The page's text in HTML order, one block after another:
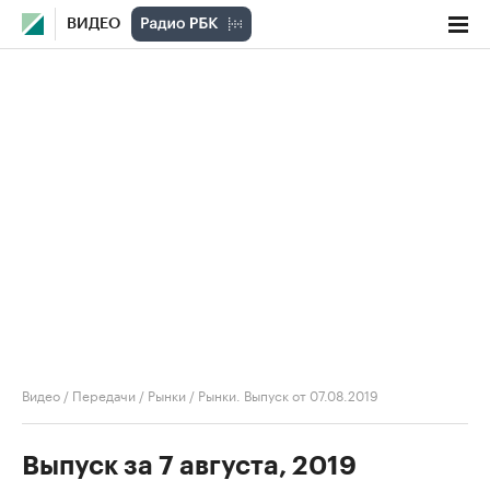
ВИДЕО
Видео / Передачи / Рынки / Рынки. Выпуск от 07.08.2019
Выпуск за 7 августа, 2019